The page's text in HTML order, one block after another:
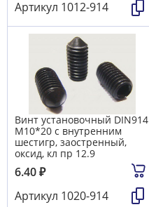
Артикул 1012-914
Винт установочный DIN914
М10*20 с внутренним
шестигр, заостренный,
оксид, кл пр 12.9
6.40₽
Артикул 1020-914